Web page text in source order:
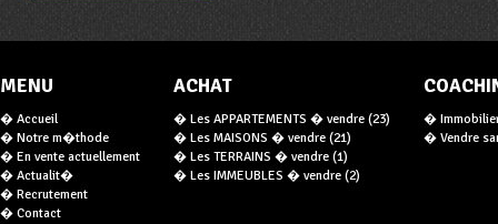
MENU
� Accueil
� Notre m�thode
� En vente actuellement
� Actualit�
� Recrutement
� Contact
ACHAT
� Les APPARTEMENTS � vendre (23)
� Les MAISONS � vendre (21)
� Les TERRAINS � vendre (1)
� Les IMMEUBLES � vendre (2)
�
� Vendre